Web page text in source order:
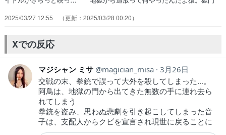
から退勤というのは、そう。プ… どこでボタンを掛け違えたのか、地
記憶維持のエレベーター、後付け感は… シチュエーション設定も、主
演声優も魅力的… ✼••┈┈┈••✼••┈┈┈••✼ …
2025/03/27 12:55 2025/03/28 00:20
Xでの反応
マジシャン ミサ magician_misa 3月26日
交戦の末、拳銃で誤って大外を殺してしまった…。
阿鳥は、地獄の門から出てきた無数の手に連れ去ら
れてしまう
拳銃を盗み、思わぬ悲劇を引き起こしてしまった音
子は、支配人からクビを宣言され現世に戻ることに